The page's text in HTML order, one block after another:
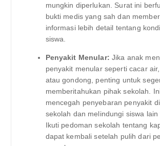
mungkin diperlukan. Surat ini
bukti medis yang sah dan
informasi lebih detail tentang
siswa.
Penyakit Menular: Jika anak
penyakit menular seperti cacar air,
atau gondong, penting untuk
memberitahukan pihak sekolah.
mencegah penyebaran penyakit
sekolah dan melindungi siswa lain
Ikuti pedoman sekolah tentang
dapat kembali setelah pulih dari